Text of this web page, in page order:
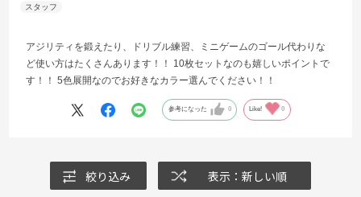
アジリティを鍛えたり、ドリブル練習、ミニゲームのゴール代わりな
ど使い方はたくさんあります！！ 10枚セットなのも嬉しいポイントで
す！！ 5色展開なのでお好きなカラー選んでください！！
参考になった 0 Like! 0
絞り込み 表示：新しい順